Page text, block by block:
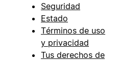
Seguridad
Estado
Términos de uso
y privacidad
Tus derechos de